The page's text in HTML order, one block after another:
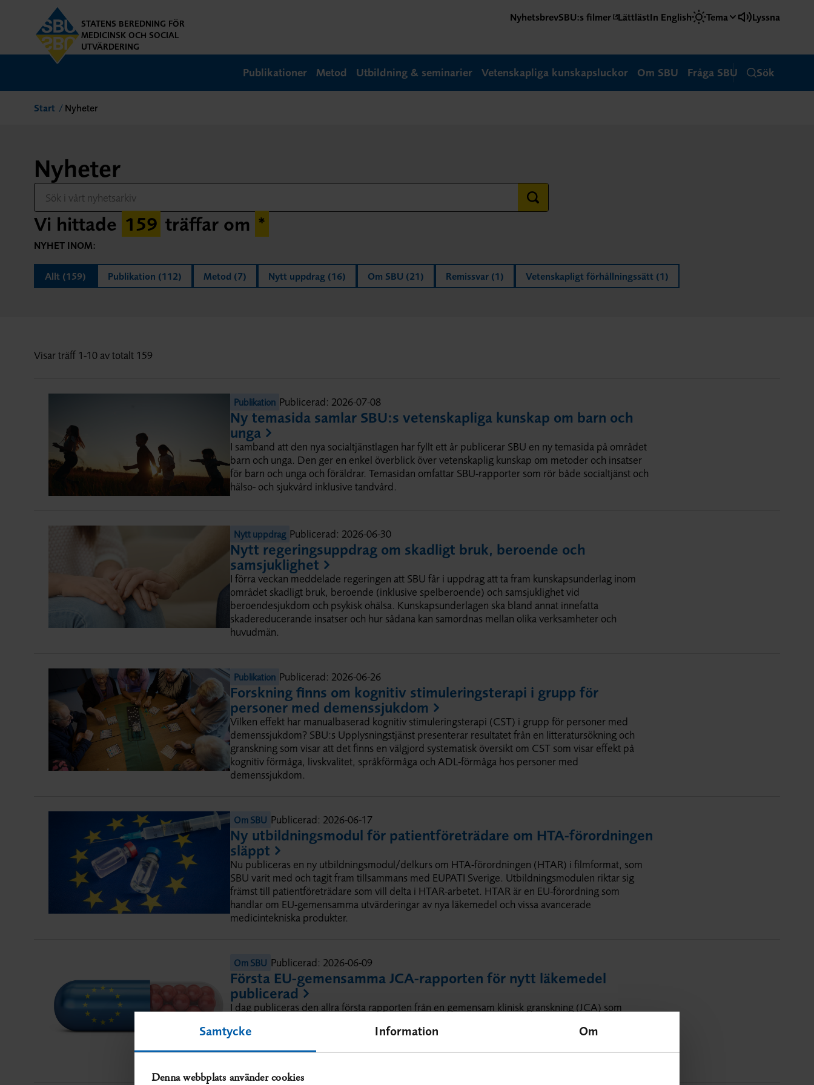
Samtycke Information Om
Denna webbplats använder cookies
STATENS BEREDNING FÖR
MEDICINSK OCH SOCIAL
UTVÄRDERING
NyhetsbrevSBU:s filmer LättlästIn English Tema Lyssna
Publikationer Metod Utbildning & seminarier Vetenskapliga kunskapsluckor Om SBU Fråga SBU Sök
Start Nyheter
Nyheter
Vi hittade 159 träffar om *
NYHET INOM:
Allt Publikation Metod Nytt uppdrag Om SBU Remissvar Vetenskapligt förhållningssätt
Visar träff 1-10 av totalt 159
Publikation Publicerad: 2026-07-08
Ny temasida samlar SBU:s vetenskapliga kunskap om barn och
unga
I samband att den nya socialtjänstlagen har fyllt ett år publicerar SBU en ny temasida på området
barn och unga. Den ger en enkel överblick över vetenskaplig kunskap om metoder och insatser
för barn och unga och föräldrar. Temasidan omfattar SBU-rapporter som rör både socialtjänst och
hälso- och sjukvård inklusive tandvård.
Nytt uppdrag Publicerad: 2026-06-30
Nytt regeringsuppdrag om skadligt bruk, beroende och
samsjuklighet
I förra veckan meddelade regeringen att SBU får i uppdrag att ta fram kunskapsunderlag inom
området skadligt bruk, beroende (inklusive spelberoende) och samsjuklighet vid
beroendesjukdom och psykisk ohälsa. Kunskapsunderlagen ska bland annat innefatta
skadereducerande insatser och hur sådana kan samordnas mellan olika verksamheter och
huvudmän.
Publikation Publicerad: 2026-06-26
Forskning finns om kognitiv stimuleringsterapi i grupp för
personer med demenssjukdom
Vilken effekt har manualbaserad kognitiv stimuleringsterapi (CST) i grupp för personer med
demenssjukdom? SBU:s Upplysningstjänst presenterar resultatet från en litteratursökning och
granskning som visar att det finns en välgjord systematisk översikt om CST som visar effekt på
kognitiv förmåga, livskvalitet, språkförmåga och ADL-förmåga hos personer med
demenssjukdom.
Om SBU Publicerad: 2026-06-17
Ny utbildningsmodul för patientföreträdare om HTA-förordningen
släppt
Nu publiceras en ny utbildningsmodul/delkurs om HTA-förordningen (HTAR) i filmformat, som
SBU varit med och tagit fram tillsammans med EUPATI Sverige. Utbildningsmodulen riktar sig
främst till patientföreträdare som vill delta i HTAR-arbetet. HTAR är en EU-förordning som
handlar om EU-gemensamma utvärderingar av nya läkemedel och vissa avancerade
medicintekniska produkter.
Om SBU Publicerad: 2026-06-09
Första EU-gemensamma JCA-rapporten för nytt läkemedel
publicerad
I dag publiceras den allra första rapporten från en gemensam klinisk granskning (JCA) som
markerar startskottet för införande av nya läkemedel i Europa, baserat på en gemensam europeisk
granskning av det nya läkemedlets relativa effekt och säkerhet. Ett flertal andra JCA-utvärderingar